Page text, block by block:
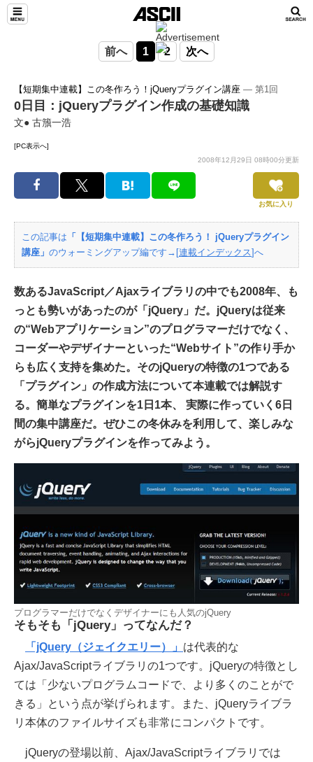
前へ 1 2 次へ
【短期集中連載】この冬作ろう！jQueryプラグイン講座 ― 第1回
0日目：jQueryプラグイン作成の基礎知識
文● 古籏一浩
[PC表示へ]
2008年12月29日 08時00分更新
お気に入り
この記事は 「【短期集中連載】この冬作ろう！ jQueryプラグイン
講座」 のウォーミングアップ編です→[連載インデックス]へ
数あるJavaScript／Ajaxライブラリの中でも2008年、も
っとも勢いがあったのが「jQuery」だ。jQueryは従来
の“Webアプリケーション”のプログラマーだけでなく、
コーダーやデザイナーといった“Webサイト”の作り手か
らも広く支持を集めた。そのjQueryの特徴の1つである
「プラグイン」の作成方法について本連載では解説す
る。簡単なプラグインを1日1本、 実際に作っていく6日
間の集中講座だ。ぜひこの冬休みを利用して、楽しみな
がらjQueryプラグインを作ってみよう。
プログラマーだけでなくデザイナーにも人気のjQuery
そもそも「jQuery」ってなんだ？
「jQuery（ジェイクエリー）」 は代表的な
Ajax/JavaScriptライブラリの1つです。jQueryの特徴とし
ては「少ないプログラムコードで、より多くのことがで
きる」という点が挙げられます。また、jQueryライブラ
リ本体のファイルサイズも非常にコンパクトです。
jQueryの登場以前、Ajax/JavaScriptライブラリでは